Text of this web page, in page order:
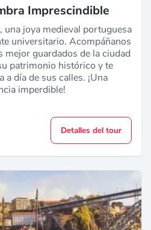
Imprescindible
una joya medieval portuguesa
universitario. Acompáñanos
mejor guardados de la ciudad
patrimonio histórico y te
a día de sus calles. ¡Una
imperdible!
Detalles del tour